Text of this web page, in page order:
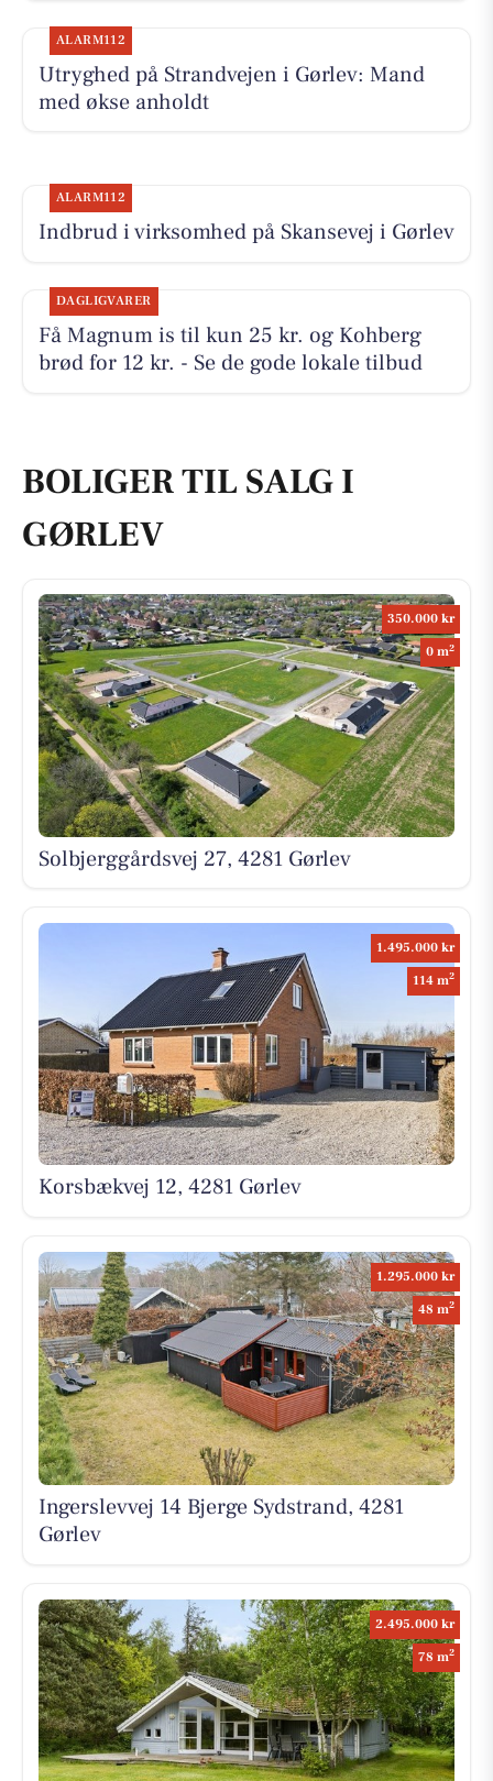
ALARM112
Utryghed på Strandvejen i Gørlev: Mand
med økse anholdt
ALARM112
Indbrud i virksomhed på Skansevej i Gørlev
DAGLIGVARER
Få Magnum is til kun 25 kr. og Kohberg
brød for 12 kr. - Se de gode lokale tilbud
BOLIGER TIL SALG I
GØRLEV
350.000 kr
0 m2
Solbjerggårdsvej 27, 4281 Gørlev
1.495.000 kr
114 m2
Korsbækvej 12, 4281 Gørlev
1.295.000 kr
48 m2
Ingerslevvej 14 Bjerge Sydstrand, 4281
Gørlev
2.495.000 kr
78 m2